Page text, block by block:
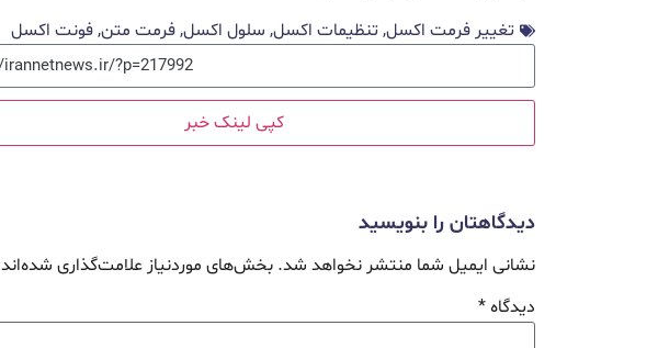
تغییر فرمت اکسل, تنظیمات اکسل, سلول اکسل,فرمت متن,فونت اکسل
کپی لینک خبر
دیدگاهتان را بنویسید
نشانی ایمیل شما منتشر نخواهد شد. بخش‌های موردنیاز علامت‌گذاری شده‌اند
دیدگاه*